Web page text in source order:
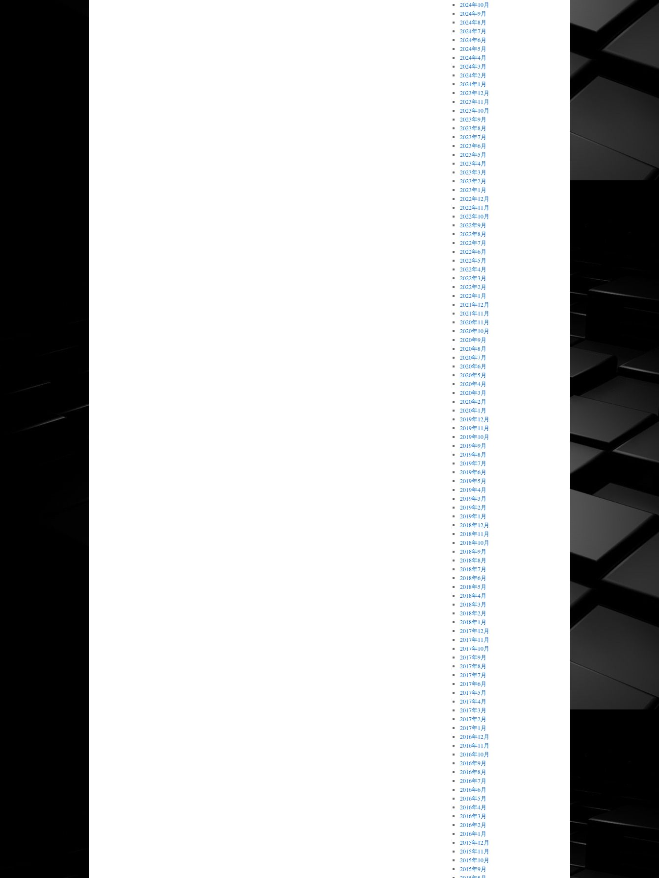
2024年10月
2024年9月
2024年8月
2024年7月
2024年6月
2024年5月
2024年4月
2024年3月
2024年2月
2024年1月
2023年12月
2023年11月
2023年10月
2023年9月
2023年8月
2023年7月
2023年6月
2023年5月
2023年4月
2023年3月
2023年2月
2023年1月
2022年12月
2022年11月
2022年10月
2022年9月
2022年8月
2022年7月
2022年6月
2022年5月
2022年4月
2022年3月
2022年2月
2022年1月
2021年12月
2021年11月
2020年11月
2020年10月
2020年9月
2020年8月
2020年7月
2020年6月
2020年5月
2020年4月
2020年3月
2020年2月
2020年1月
2019年12月
2019年11月
2019年10月
2019年9月
2019年8月
2019年7月
2019年6月
2019年5月
2019年4月
2019年3月
2019年2月
2019年1月
2018年12月
2018年11月
2018年10月
2018年9月
2018年8月
2018年7月
2018年6月
2018年5月
2018年4月
2018年3月
2018年2月
2018年1月
2017年12月
2017年11月
2017年10月
2017年9月
2017年8月
2017年7月
2017年6月
2017年5月
2017年4月
2017年3月
2017年2月
2017年1月
2016年12月
2016年11月
2016年10月
2016年9月
2016年8月
2016年7月
2016年6月
2016年5月
2016年4月
2016年3月
2016年2月
2016年1月
2015年12月
2015年11月
2015年10月
2015年9月